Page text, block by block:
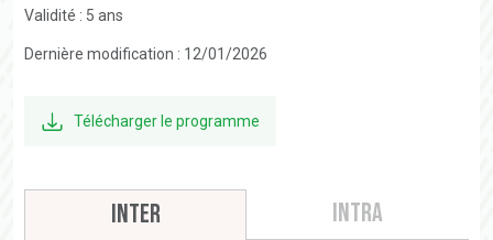
Validité : 5 ans
Dernière modification : 12/01/2026
Télécharger le programme
Inter Intra